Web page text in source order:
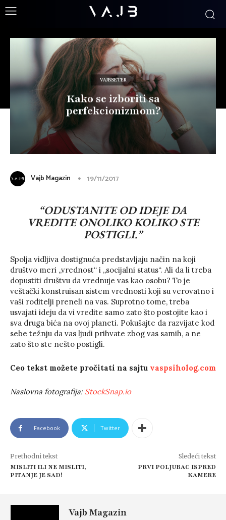
VAJBSETER
Kako se izboriti sa
perfekcionizmom?
Vajb Magazin 19/11/2017
“ODUSTANITE OD IDEJE DA
VREDITE ONOLIKO KOLIKO STE
POSTIGLI.”
Spolja vidljiva dostignuća predstavljaju način na koji
društvo meri „vrednost“ i „socijalni status“. Ali da li treba
dopustiti društvu da vrednuje vas kao osobu? To je
veštački konstruisan sistem vrednosti koji su verovatno i
vaši roditelji preneli na vas. Suprotno tome, treba
usvajati ideju da vi vredite samo zato što postojite kao i
sva druga bića na ovoj planeti. Pokušajte da razvijate kod
sebe težnju da vas ljudi prihvate zbog vas samih, a ne
zato što ste nešto postigli.
Ceo tekst možete pročitati na sajtu vaspsiholog.com
Naslovna fotografija: StockSnap.io
Facebook Twitter
Prethodni tekst
MISLITI ILI NE MISLITI,
PITANJE JE SAD!
Sledeći tekst
PRVI POLJUBAC ISPRED
KAMERE
Vajb Magazin